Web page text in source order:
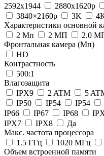
2592x1944
2880х1620p
3840×2160р
3K
Характеристики основной
2 Мп
2 МП
2.0
Фронтальная камера (Мп)
HD
Контрастность
500:1
Влагозащита
IPX9
2 ATM 5
IP50
IP54 IP54
IP66
IP67 IP68
IPX7
IPX8
Да
Макс. частота процессора
1.5 ГГц
1020 МГц
Объем встроенной памяти